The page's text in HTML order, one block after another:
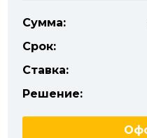
Сумма:
Срок:
Ставка:
Решение: